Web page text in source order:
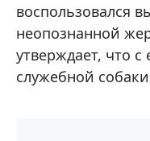
воспользовался
неопознанной
утверждает, что с
служебной